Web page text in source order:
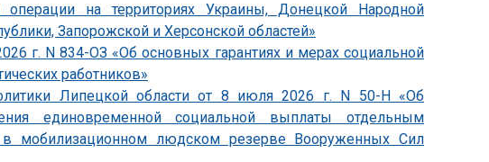
на территориях Украины, Донецкой Народной
Запорожской и Херсонской областей»
г. N 834-ОЗ «Об основных гарантиях и мерах социальной
работников»
Липецкой области от 8 июля 2026 г. N 50-Н «Об
единовременной социальной выплаты отдельным
мобилизационном людском резерве Вооруженных Сил